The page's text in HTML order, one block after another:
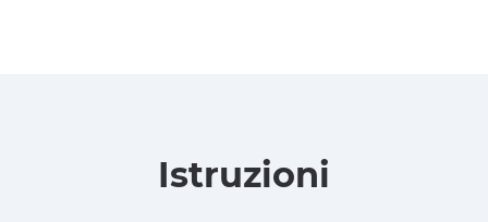
Istruzioni